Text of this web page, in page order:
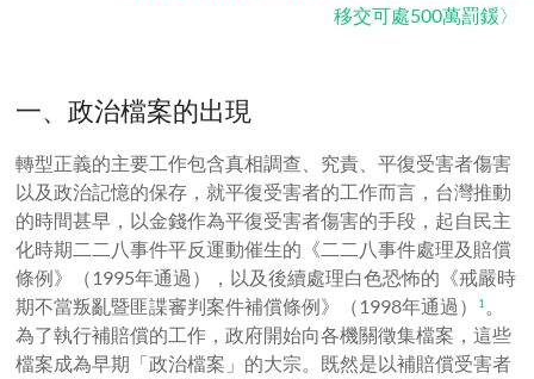
移交可處500萬罰鍰〉
一、政治檔案的出現
轉型正義的主要工作包含真相調查、究責、平復受害者傷害
以及政治記憶的保存，就平復受害者的工作而言，台灣推動
的時間甚早，以金錢作為平復受害者傷害的手段，起自民主
化時期二二八事件平反運動催生的《二二八事件處理及賠償
條例》（ 1995年通過），以及後續處理白色恐怖的《戒嚴時
期不當叛亂暨匪諜審判案件補償條例》（ 1998年通過） 1 。
為了執行補賠償的工作，政府開始向各機關徵集檔案，這些
檔案成為早期「政治檔案」的大宗。既然是以補賠償受害者